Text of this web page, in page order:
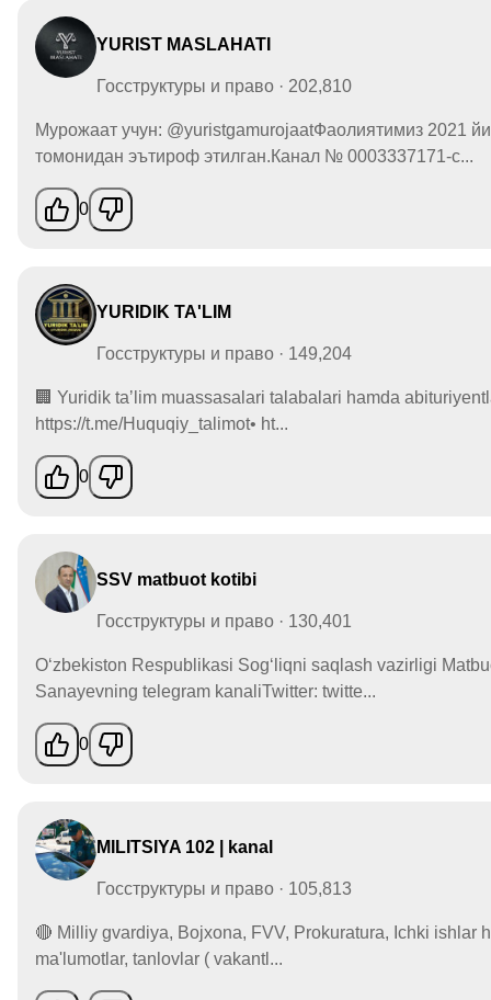
YURIST MASLAHATI
Госструктуры и право · 202,810
Мурожаат учун: @yuristgamurojaatФаолиятимиз 2021
томонидан эътироф этилган.Канал № 0003337171-с...
0
YURIDIK TA'LIM
Госструктуры и право · 149,204
🏢 Yuridik taʼlim muassasalari talabalari hamda
https://t.me/Huquqiy_talimot• ht...
0
SSV matbuot kotibi
Госструктуры и право · 130,401
O‘zbekiston Respublikasi Sog‘liqni saqlash vazirligi
Sanayevning telegram kanaliTwitter: twitte...
0
MILITSIYA 102 | kanal
Госструктуры и право · 105,813
🔴 Milliy gvardiya, Bojxona, FVV, Prokuratura, Ichki ishlar
ma'lumotlar, tanlovlar ( vakantl...